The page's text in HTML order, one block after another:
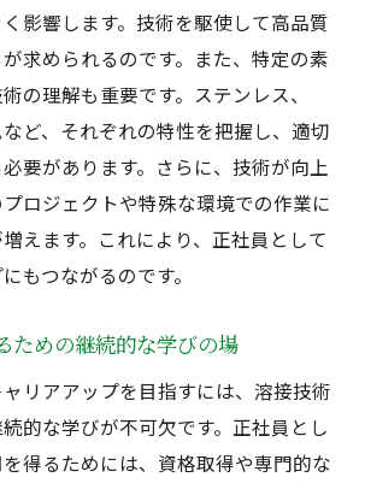
影響します。技術を駆使して高品質
求められるのです。また、特定の素
の理解も重要です。ステンレス、
ど、それぞれの特性を把握し、適切
要があります。さらに、技術が向上
ロジェクトや特殊な環境での作業に
えます。これにより、正社員として
もつながるのです。
ための継続的な学びの場
リアアップを目指すには、溶接技術
的な学びが不可欠です。正社員とし
得るためには、資格取得や専門的な